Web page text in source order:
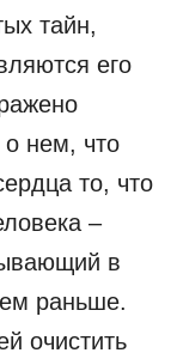
тайн,
его
нем, что
то, что
–
в
раньше.
очистить